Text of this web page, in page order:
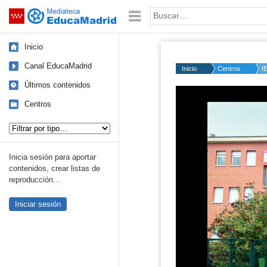
Saltar navegación Palabra o frase:
Inicio
Canal EducaMadrid
Últimos contenidos
Centros
Inicia sesión para aportar
contenidos, crear listas de
reproducción...
Iniciar sesión
Inicio Centros